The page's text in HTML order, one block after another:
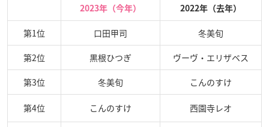
2023年（今年） 2022年（去年）
第1位 口田甲司 冬美旬
第2位 黒根ひつぎ ヴーヴ・エリザベス
第3位 冬美旬 こんのすけ
第4位 こんのすけ 西園寺レオ